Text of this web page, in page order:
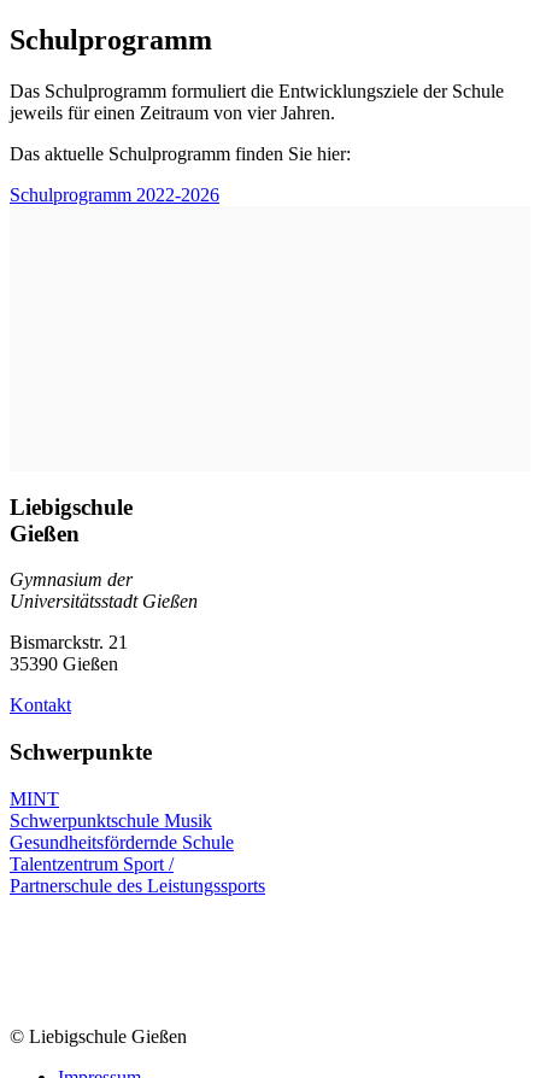
Schulprogramm
Das Schulprogramm formuliert die Entwicklungsziele der Schule
jeweils für einen Zeitraum von vier Jahren.
Das aktuelle Schulprogramm finden Sie hier:
Schulprogramm 2022-2026
Liebigschule
Gießen
Gymnasium der
Universitätsstadt Gießen
Bismarckstr. 21
35390 Gießen
Kontakt
Schwerpunkte
MINT
Schwerpunktschule Musik
Gesundheitsfördernde Schule
Talentzentrum Sport /
Partnerschule des Leistungssports
© Liebigschule Gießen